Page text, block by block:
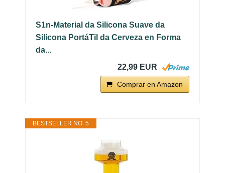
S1n-Material da Silicona Suave da
Silicona PortáTil da Cerveza en Forma
da...
22,99 EUR
Comprar en Amazon
BESTSELLER NO. 5